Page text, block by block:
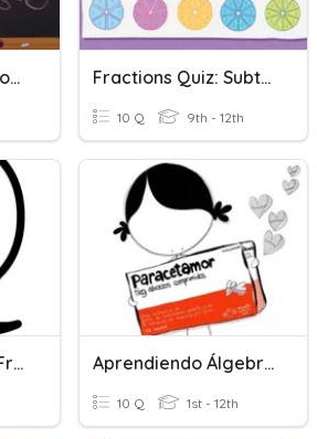
Ecuaciones Fraccionarias Fractions Quiz: Subtracting Fractions With Like Denominators
10 Q 9th - 12th
Operaciones Con Fracciones Aprendiendo Álgebra 1° Secundaria
10 Q 1st - 12th